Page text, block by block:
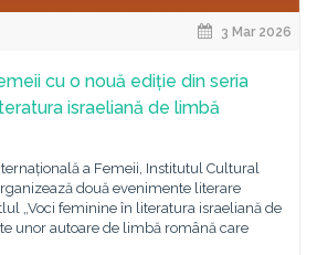
3 Mar 2026
cu o nouă ediție din seria
israeliană de limbă
a Femeii, Institutul Cultural
două evenimente literare
„Voci feminine în literatura israeliană de
unor autoare de limbă română care